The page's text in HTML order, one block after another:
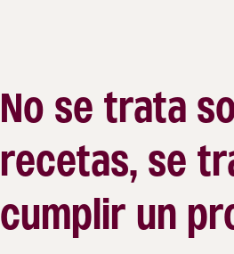
No se trata
recetas, se
cumplir un